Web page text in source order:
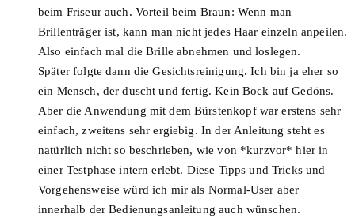
beim Friseur auch. Vorteil beim Braun: Wenn man
Brillenträger ist, kann man nicht jedes Haar einzeln anpeilen.
Also einfach mal die Brille abnehmen und loslegen.
Später folgte dann die Gesichtsreinigung. Ich bin ja eher so
ein Mensch, der duscht und fertig. Kein Bock auf Gedöns.
Aber die Anwendung mit dem Bürstenkopf war erstens sehr
einfach, zweitens sehr ergiebig. In der Anleitung steht es
natürlich nicht so beschrieben, wie von *kurzvor* hier in
einer Testphase intern erlebt. Diese Tipps und Tricks und
Vorgehensweise würd ich mir als Normal-User aber
innerhalb der Bedienungsanleitung auch wünschen.